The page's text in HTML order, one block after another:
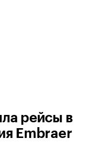
рейсы в
Embraer